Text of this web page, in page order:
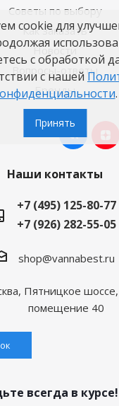
Советы по выбору
Как заказать
Новости
Вопросы-ответы
Бренды
Наши контакты
+7 (495) 125-80-77
+7 (926) 282-55-05
shop@vannabest.ru
Пятницкое
помещение 40
всегда в курсе!
cookie для
с обработкой
с нашей
.
Принять